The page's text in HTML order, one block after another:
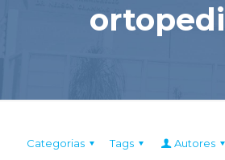
Categorias Tags Autores